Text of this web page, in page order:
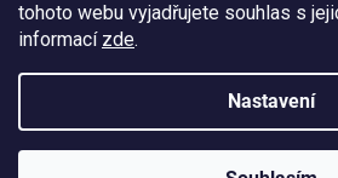
tohoto webu vyjadřujete souhlas s
informací zde.
Nastavení
Copyright 2026www.josport.cz.